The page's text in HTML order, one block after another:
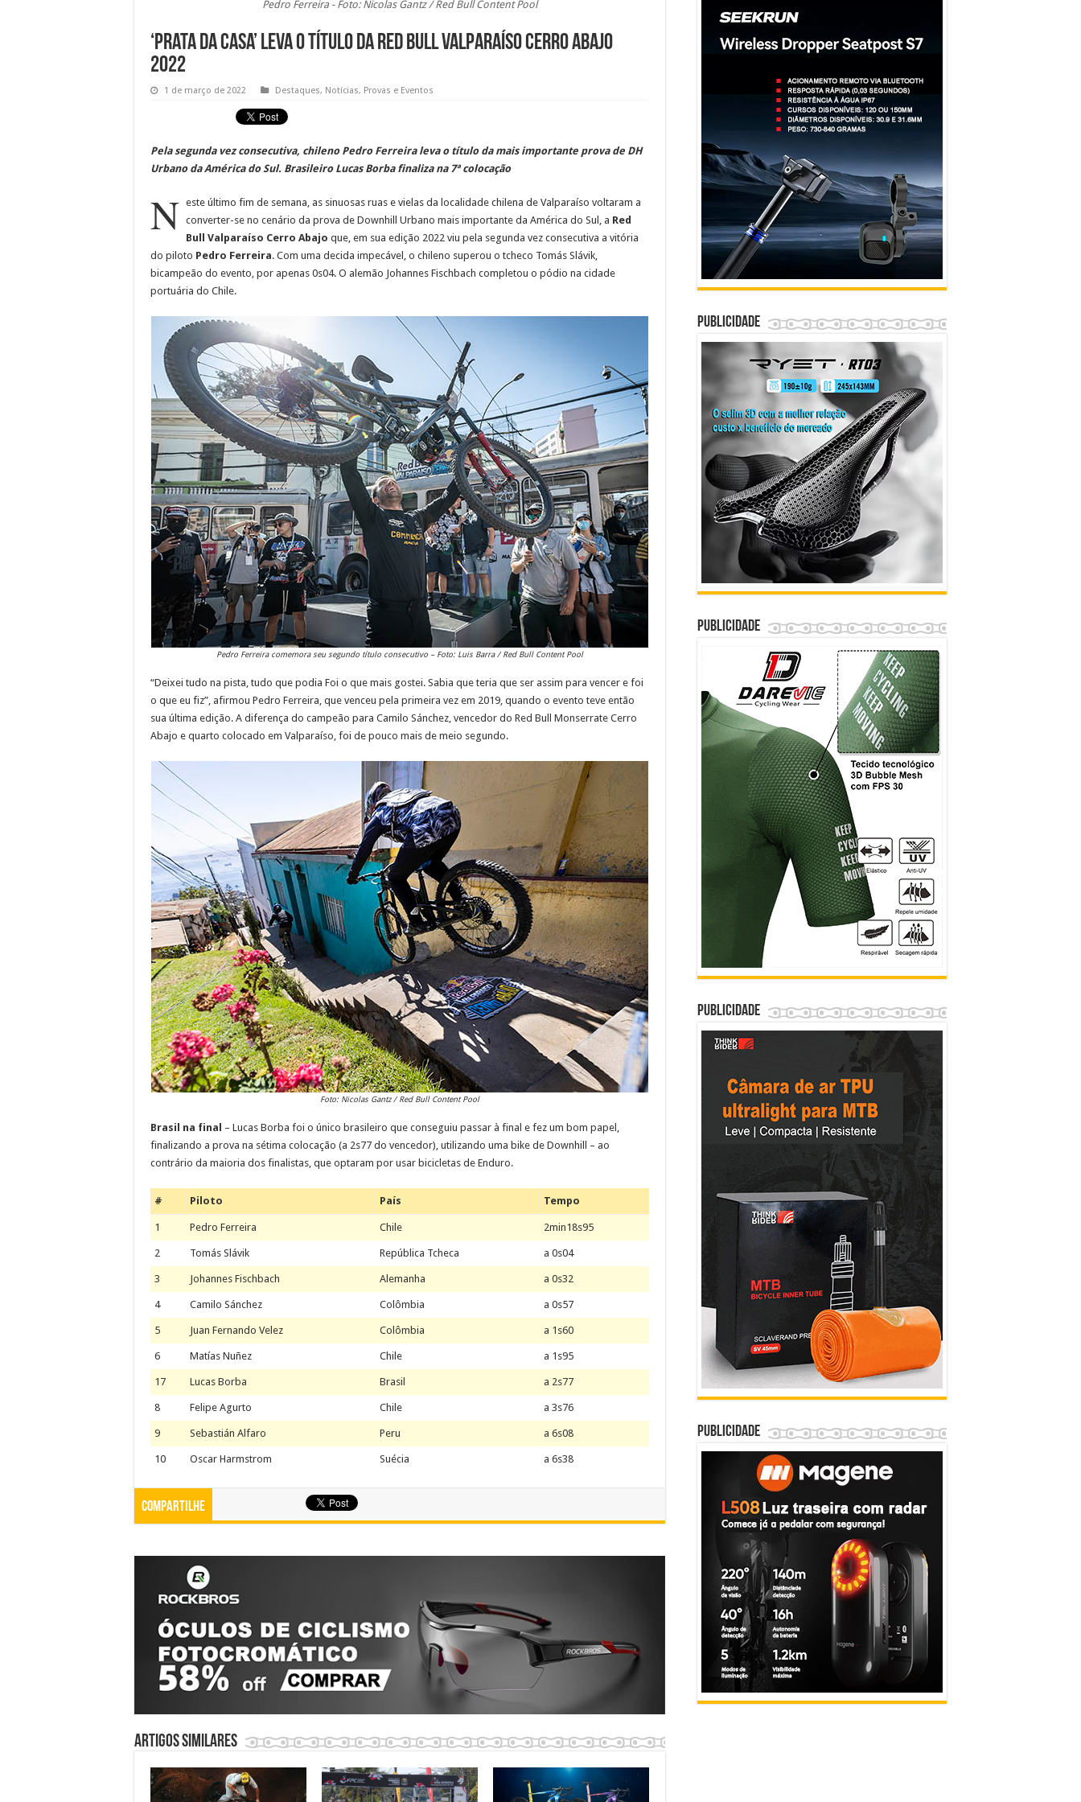
Pedro Ferreira - Foto: Nicolas Gantz / Red Bull Content Pool
‘Prata da casa’ leva o título da Red Bull Valparaíso Cerro Abajo
2022
1 de março de 2022 Destaques, Notícias, Provas e Eventos
Pela segunda vez consecutiva, chileno Pedro Ferreira leva o título da mais importante prova de DH
Urbano da América do Sul. Brasileiro Lucas Borba finaliza na 7ª colocação
N este último fim de semana, as sinuosas ruas e vielas da localidade chilena de Valparaíso voltaram a
converter-se no cenário da prova de Downhill Urbano mais importante da América do Sul, a Red
Bull Valparaíso Cerro Abajo que, em sua edição 2022 viu pela segunda vez consecutiva a vitória
do piloto Pedro Ferreira. Com uma decida impecável, o chileno superou o tcheco Tomás Slávik,
bicampeão do evento, por apenas 0s04. O alemão Johannes Fischbach completou o pódio na cidade
portuária do Chile.
Pedro Ferreira comemora seu segundo título consecutivo – Foto: Luis Barra / Red Bull Content Pool
“Deixei tudo na pista, tudo que podia Foi o que mais gostei. Sabia que teria que ser assim para vencer e foi
o que eu fiz”, afirmou Pedro Ferreira, que venceu pela primeira vez em 2019, quando o evento teve então
sua última edição. A diferença do campeão para Camilo Sánchez, vencedor do Red Bull Monserrate Cerro
Abajo e quarto colocado em Valparaíso, foi de pouco mais de meio segundo.
Foto: Nicolas Gantz / Red Bull Content Pool
Brasil na final – Lucas Borba foi o único brasileiro que conseguiu passar à final e fez um bom papel,
finalizando a prova na sétima colocação (a 2s77 do vencedor), utilizando uma bike de Downhill – ao
contrário da maioria dos finalistas, que optaram por usar bicicletas de Enduro.
# Piloto País Tempo
1 Pedro Ferreira Chile 2min18s95
2 Tomás Slávik República Tcheca a 0s04
3 Johannes Fischbach Alemanha a 0s32
4 Camilo Sánchez Colômbia a 0s57
5 Juan Fernando Velez Colômbia a 1s60
6 Matías Nuñez Chile a 1s95
17 Lucas Borba Brasil a 2s77
8 Felipe Agurto Chile a 3s76
9 Sebastián Alfaro Peru a 6s08
10 Oscar Harmstrom Suécia a 6s38
Compartilhe
Artigos similares
Publicidade
Publicidade
Publicidade
Publicidade